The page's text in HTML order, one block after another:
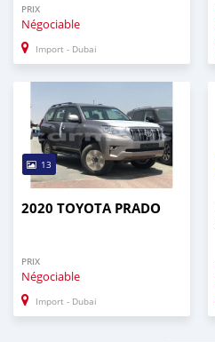
PRIX
Négociable
Import - Dubai
13
2020 TOYOTA PRADO
PRIX
Négociable
Import - Dubai